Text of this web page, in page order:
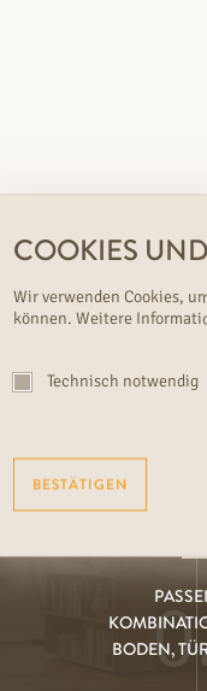
BODEN,
COOKIES
Wir verwenden Cookies,
können. Weitere
Technisch notwendig
BESTÄTIGEN